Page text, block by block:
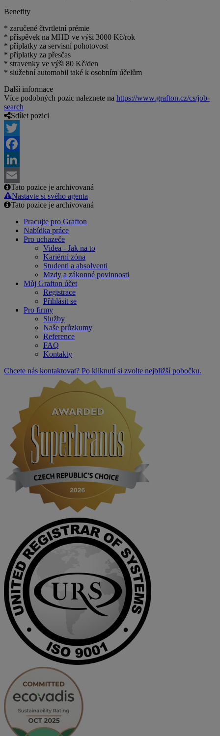
Benefity
* zaručené čtvrtletní prémie
* příspěvek na MHD ve výši 3000 Kč/rok
* příplatky za servisní pohotovost
* příplatky za přesčas
* stravenky ve výši 80 Kč/den
* služební automobil také k osobním účelům
Další informace
Více podobných pozic naleznete na https://www.grafton.cz/cs/job-
search
Sdílet pozici
Twitter
Facebook
LinkedIn
Email
Tato pozice je archivovaná
Nastavte si svého agenta
Tato pozice je archivovaná
Pracujte pro Grafton
Nabídka práce
Pro uchazeče
Videa - Jak na to
Kariérní zóna
Studenti a absolventi
Mzdy a zákonné povinnosti
Můj Grafton účet
Registrace
Přihlásit se
Pro firmy
Služby
Naše průzkumy
Reference
FAQ
Kontakty
Chcete nás kontaktovat? Po kliknutí si zvolte nejbližší pobočku.